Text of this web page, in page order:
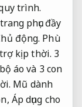
trình.
phục đầy
động. Phù
kịp thời. 3
áo và 3 con
Mũ dành
Áp dụng cho